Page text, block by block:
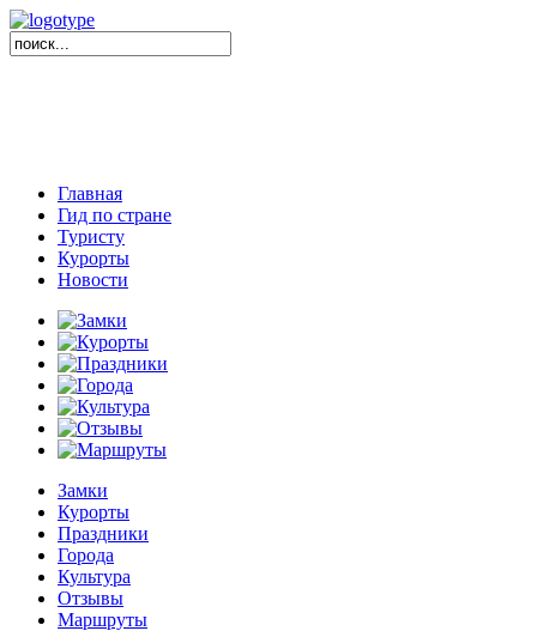
Главная
Гид по стране
Туристу
Курорты
Новости
Замки
Курорты
Праздники
Города
Культура
Отзывы
Маршруты